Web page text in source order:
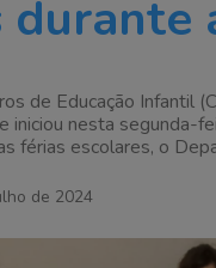
de Educação Infantil
iniciou nesta segunda-
férias escolares, o
a 7° edição
de 2024